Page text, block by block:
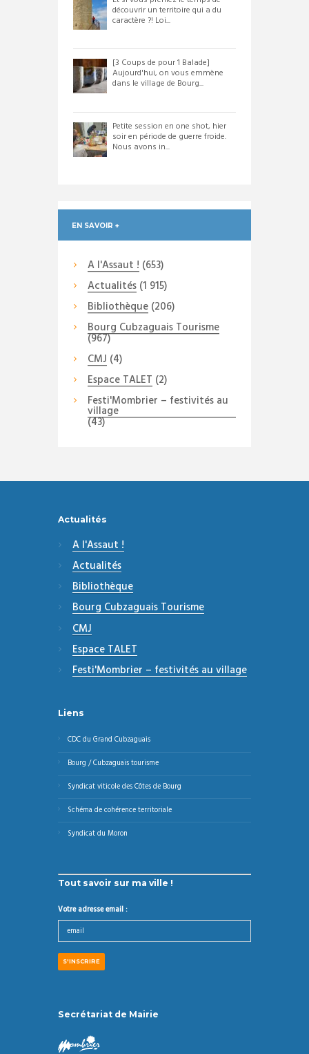
découvrir un territoire qui a du
caractère ?! Loi...
[3 Coups de pour 1 Balade]
Aujourd'hui, on vous emmène
dans le village de Bourg...
Petite session en one shot, hier
soir en période de guerre froide.
Nous avons in...
EN SAVOIR +
A l'Assaut ! (653)
Actualités(1 915)
Bibliothèque(206)
Bourg Cubzaguais Tourisme
(967)
CMJ (4)
Espace TALET (2)
Festi'Mombrier – festivités au
village
(43)
Actualités
A l'Assaut !
Actualités
Bibliothèque
Bourg Cubzaguais Tourisme
CMJ
Espace TALET
Festi'Mombrier – festivités au village
Liens
CDC du Grand Cubzaguais
Bourg / Cubzaguais tourisme
Syndicat viticole des Côtes de Bourg
Schéma de cohérence territoriale
Syndicat du Moron
Tout savoir sur ma ville !
Votre adresse email :
Secrétariat de Mairie